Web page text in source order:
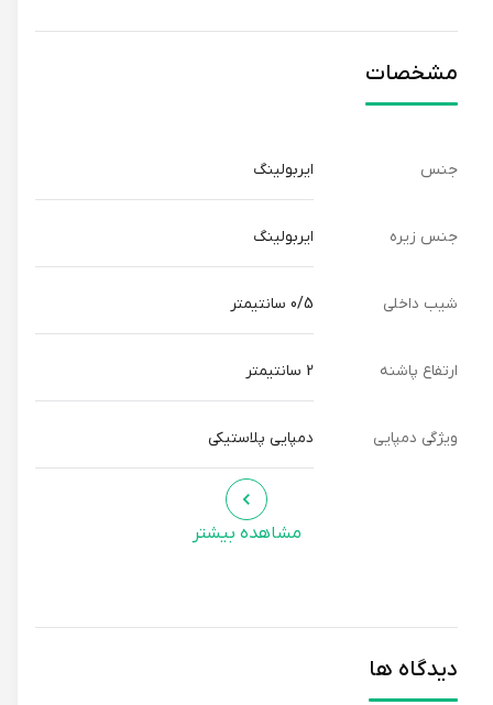
مشخصات
جنس ایربولینگ
جنس زیره ایربولینگ
شیب داخلی
ارتفاع پاشنه
ویژگی دمپایی دمپایی پلاستیکی
مشاهده بیشتر
دیدگاه ها